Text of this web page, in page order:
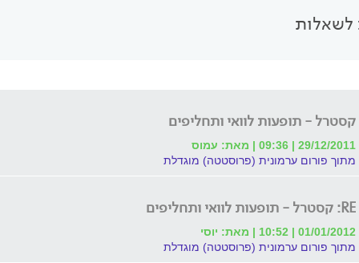
לשאלות
קסטרל - תופעות לוואי ותחליפים
29/12/2011 | 09:36 | מאת: עמוס
מתוך פורום ערמונית (פרוסטטה) מוגדלת
RE: קסטרל - תופעות לוואי ותחליפים
01/01/2012 | 10:52 | מאת: יוסי
מתוך פורום ערמונית (פרוסטטה) מוגדלת